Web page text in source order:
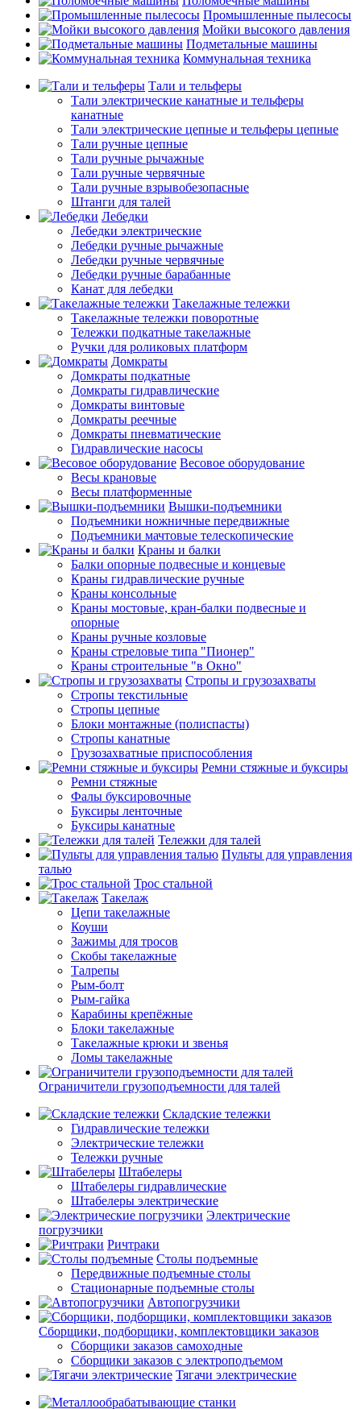
Промышленные пылесосы
Мойки высокого давления
Подметальные машины
Коммунальная техника
Тали и тельферы
Тали электрические канатные и тельферы
канатные
Тали электрические цепные и тельферы цепные
Тали ручные цепные
Тали ручные рычажные
Тали ручные червячные
Тали ручные взрывобезопасные
Штанги для талей
Лебедки
Лебедки электрические
Лебедки ручные рычажные
Лебедки ручные червячные
Лебедки ручные барабанные
Канат для лебедки
Такелажные тележки
Такелажные тележки поворотные
Тележки подкатные такелажные
Ручки для роликовых платформ
Домкраты
Домкраты подкатные
Домкраты гидравлические
Домкраты винтовые
Домкраты реечные
Домкраты пневматические
Гидравлические насосы
Весовое оборудование
Весы крановые
Весы платформенные
Вышки-подъемники
Подъемники ножничные передвижные
Подъемники мачтовые телескопические
Краны и балки
Балки опорные подвесные и концевые
Краны гидравлические ручные
Краны консольные
Краны мостовые, кран-балки подвесные и
опорные
Краны ручные козловые
Краны стреловые типа "Пионер"
Краны строительные "в Окно"
Стропы и грузозахваты
Стропы текстильные
Стропы цепные
Блоки монтажные (полиспасты)
Стропы канатные
Грузозахватные приспособления
Ремни стяжные и буксиры
Ремни стяжные
Фалы буксировочные
Буксиры ленточные
Буксиры канатные
Тележки для талей
Пульты для управления
талью
Трос стальной
Такелаж
Цепи такелажные
Коуши
Зажимы для тросов
Скобы такелажные
Талрепы
Рым-болт
Рым-гайка
Карабины крепёжные
Блоки такелажные
Такелажные крюки и звенья
Ломы такелажные
Ограничители грузоподъемности для талей
Складские тележки
Гидравлические тележки
Электрические тележки
Тележки ручные
Штабелеры
Штабелеры гидравлические
Штабелеры электрические
Электрические
погрузчики
Ричтраки
Столы подъемные
Передвижные подъемные столы
Стационарные подъемные столы
Автопогрузчики
Сборщики, подборщики, комплектовщики заказов
Сборщики заказов самоходные
Сборщики заказов с электроподъемом
Тягачи электрические